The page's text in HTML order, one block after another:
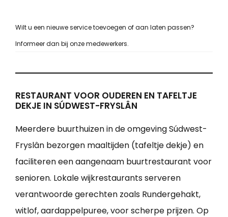
Wilt u een nieuwe service toevoegen of aan laten passen?
Informeer dan bij onze medewerkers.
RESTAURANT VOOR OUDEREN EN TAFELTJE
DEKJE IN SÚDWEST-FRYSLÂN
Meerdere buurthuizen in de omgeving Súdwest-
Fryslân bezorgen maaltijden (tafeltje dekje) en
faciliteren een aangenaam buurtrestaurant voor
senioren. Lokale wijkrestaurants serveren
verantwoorde gerechten zoals Rundergehakt,
witlof, aardappelpuree, voor scherpe prijzen. Op